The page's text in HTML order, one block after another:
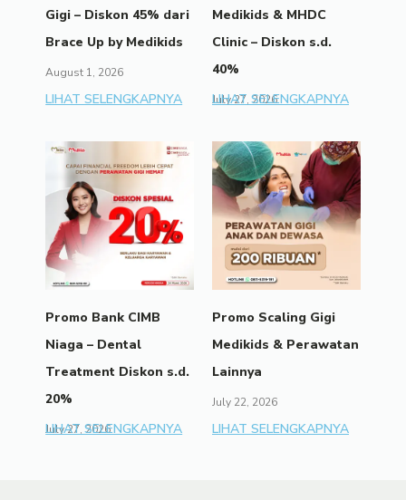
Gigi – Diskon 45% dari
Brace Up by Medikids
August 1, 2026
LIHAT SELENGKAPNYA
Medikids & MHDC
Clinic – Diskon s.d.
40%
July 27, 2026
LIHAT SELENGKAPNYA
Promo Bank CIMB
Niaga – Dental
Treatment Diskon s.d.
20%
July 27, 2026
LIHAT SELENGKAPNYA
Promo Scaling Gigi
Medikids & Perawatan
Lainnya
July 22, 2026
LIHAT SELENGKAPNYA